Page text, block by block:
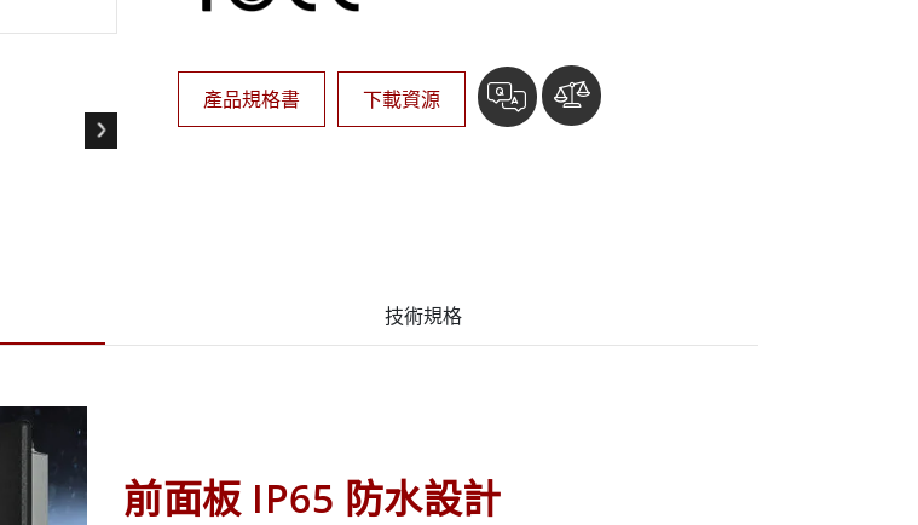
產品規格書 下載資源
技術規格
前面板 IP65 防水設計